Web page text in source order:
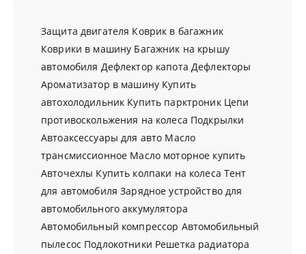
Защита двигателя Коврик в багажник
Коврики в машину Багажник на крышу
автомобиля Дефлектор капота Дефлекторы
Ароматизатор в машину Купить
автохолодильник Купить парктроник Цепи
противоскольжения на колеса Подкрылки
Автоаксессуары для авто Масло
трансмиссионное Масло моторное купить
Авточехлы Купить колпаки на колеса Тент
для автомобиля Зарядное устройство для
автомобильного аккумулятора
Автомобильный компрессор Автомобильный
пылесос Подлокотники Решетка радиатора